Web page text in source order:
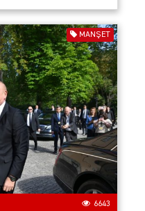
MANŞET
6643